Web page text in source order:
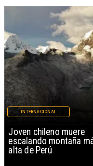
Brasil reduce contacto
diplomático con
Argentina por dichos de
INTERNACIONAL